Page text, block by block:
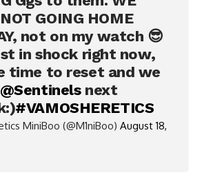
GOING HOME
not on my watch 😎
in shock right now,
time to reset and we
@Sentinelsnext
#VAMOSHERETICS
MiniBoo (@M1niBoo) August 18,